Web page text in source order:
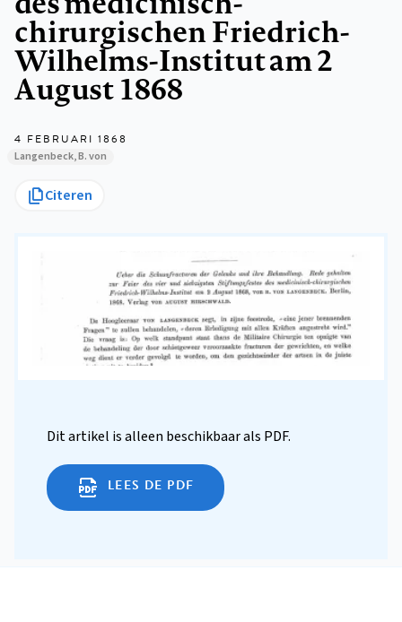
chirurgischen Friedrich-
Wilhelms-Institut am 2
August 1868
4 FEBRUARI 1868
Langenbeck, B. von
Citeren
Dit artikel is alleen beschikbaar als PDF.
LEES DE PDF